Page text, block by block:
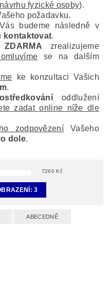
fyzické osoby).
požadavku.
budeme následně v
kontaktovat.
ZDARMA zrealizujeme
se na dalším
ke konzultaci Vašich
.
oddlužení
zadat online níže dle
zodpovězení Vašeho
dole.
7260 Kč
3
ABECEDNĚ